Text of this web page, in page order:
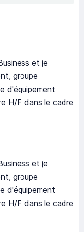
et je
groupe
d'équipement
H/F dans le cadre
et je
groupe
d'équipement
H/F dans le cadre